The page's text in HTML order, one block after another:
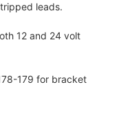
leads.
12 and 24 volt
179 for bracket